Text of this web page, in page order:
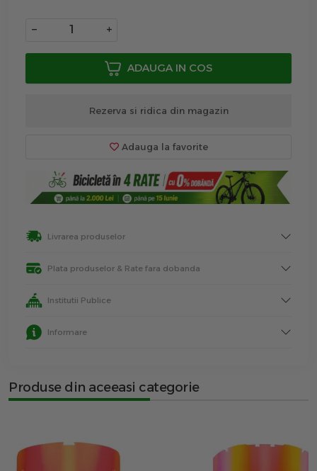
− +
ADAUGA IN COS
Rezerva si ridica din magazin
Adauga la favorite
Livrarea produselor
Plata produselor & Rate fara dobanda
Institutii Publice
Informare
Produse din aceeasi categorie